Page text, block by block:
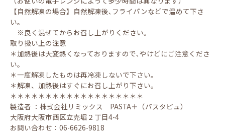
【自然解凍の場合】自然解凍後､フライパンなどで温めて下さ
い。
※良く混ぜてからお召し上がりください。
取り扱い上の注意
＊加熱後は大変熱くなっておりますので､やけどにご注意くださ
い。
＊一度解凍したものは再冷凍しないで下さい。
＊解凍、加熱後はすぐにお召し上がり下さい。
＊＊＊＊＊＊＊＊＊＊＊＊＊＊＊＊＊＊＊
製造者 ：株式会社リミックス PASTA＋（パスタピュ）
大阪府大阪市西区立売堀２丁目4-4
お問い合わせ：06-6626-9818